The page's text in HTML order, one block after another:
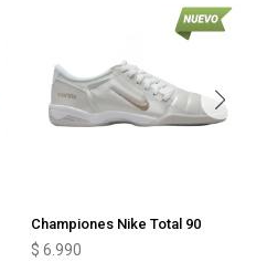
Championes Nike Total 90
$ 6.990